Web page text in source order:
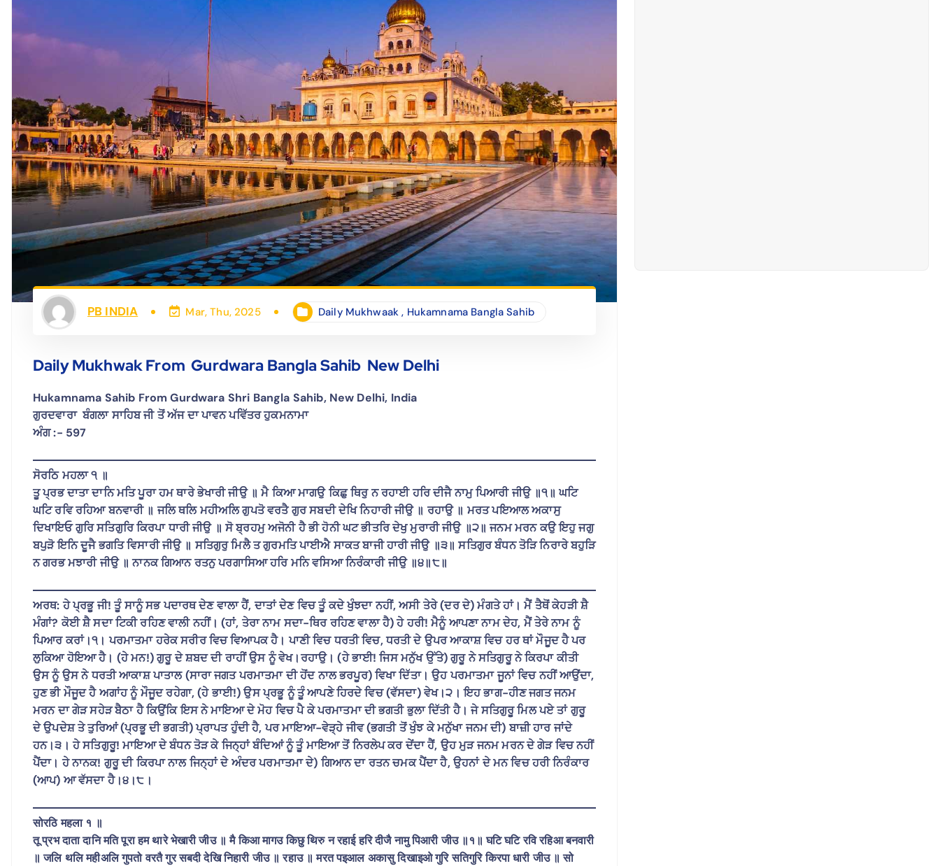
PB INDIA Mar, Thu, 2025 Daily Mukhwaak , Hukamnama Bangla Sahib
Daily Mukhwak From Gurdwara Bangla Sahib New Delhi
Hukamnama Sahib From Gurdwara Shri Bangla Sahib, New Delhi, India
ਗੁਰਦਵਾਰਾ ਬੰਗਲਾ ਸਾਹਿਬ ਜੀ ਤੋਂ ਅੱਜ ਦਾ ਪਾਵਨ ਪਵਿੱਤਰ ਹੁਕਮਨਾਮਾ
ਅੰਗ :- 597
ਸੋਰਠਿ ਮਹਲਾ ੧ ॥
ਤੂ ਪ੍ਰਭ ਦਾਤਾ ਦਾਨਿ ਮਤਿ ਪੂਰਾ ਹਮ ਥਾਰੇ ਭੇਖਾਰੀ ਜੀਉ ॥ ਮੈ ਕਿਆ ਮਾਗਉ ਕਿਛੁ ਥਿਰੁ ਨ ਰਹਾਈ ਹਰਿ ਦੀਜੈ ਨਾਮੁ ਪਿਆਰੀ ਜੀਉ ॥੧॥ ਘਟਿ
ਘਟਿ ਰਵਿ ਰਹਿਆ ਬਨਵਾਰੀ ॥ ਜਲਿ ਥਲਿ ਮਹੀਅਲਿ ਗੁਪਤੋ ਵਰਤੈ ਗੁਰ ਸਬਦੀ ਦੇਖਿ ਨਿਹਾਰੀ ਜੀਉ ॥ ਰਹਾਉ ॥ ਮਰਤ ਪਇਆਲ ਅਕਾਸੁ
ਦਿਖਾਇਓ ਗੁਰਿ ਸਤਿਗੁਰਿ ਕਿਰਪਾ ਧਾਰੀ ਜੀਉ ॥ ਸੋ ਬ੍ਰਹਮੁ ਅਜੋਨੀ ਹੈ ਭੀ ਹੋਨੀ ਘਟ ਭੀਤਰਿ ਦੇਖੁ ਮੁਰਾਰੀ ਜੀਉ ॥੨॥ ਜਨਮ ਮਰਨ ਕਉ ਇਹੁ ਜਗੁ
ਬਪੁੜੋ ਇਨਿ ਦੂਜੈ ਭਗਤਿ ਵਿਸਾਰੀ ਜੀਉ ॥ ਸਤਿਗੁਰੁ ਮਿਲੈ ਤ ਗੁਰਮਤਿ ਪਾਈਐ ਸਾਕਤ ਬਾਜੀ ਹਾਰੀ ਜੀਉ ॥੩॥ ਸਤਿਗੁਰ ਬੰਧਨ ਤੋੜਿ ਨਿਰਾਰੇ ਬਹੁੜਿ
ਨ ਗਰਭ ਮਝਾਰੀ ਜੀਉ ॥ ਨਾਨਕ ਗਿਆਨ ਰਤਨੁ ਪਰਗਾਸਿਆ ਹਰਿ ਮਨਿ ਵਸਿਆ ਨਿਰੰਕਾਰੀ ਜੀਉ ॥੪॥੮॥
ਅਰਥ: ਹੇ ਪ੍ਰਭੂ ਜੀ! ਤੂੰ ਸਾਨੂੰ ਸਭ ਪਦਾਰਥ ਦੇਣ ਵਾਲਾ ਹੈਂ, ਦਾਤਾਂ ਦੇਣ ਵਿਚ ਤੂੰ ਕਦੇ ਖੁੰਝਦਾ ਨਹੀਂ, ਅਸੀ ਤੇਰੇ (ਦਰ ਦੇ) ਮੰਗਤੇ ਹਾਂ। ਮੈਂ ਤੈਥੋਂ ਕੇਹੜੀ ਸ਼ੈ
ਮੰਗਾਂ? ਕੋਈ ਸ਼ੈ ਸਦਾ ਟਿਕੀ ਰਹਿਣ ਵਾਲੀ ਨਹੀਂ। (ਹਾਂ, ਤੇਰਾ ਨਾਮ ਸਦਾ-ਥਿਰ ਰਹਿਣ ਵਾਲਾ ਹੈ) ਹੇ ਹਰੀ! ਮੈਨੂੰ ਆਪਣਾ ਨਾਮ ਦੇਹ, ਮੈਂ ਤੇਰੇ ਨਾਮ ਨੂੰ
ਪਿਆਰ ਕਰਾਂ।੧। ਪਰਮਾਤਮਾ ਹਰੇਕ ਸਰੀਰ ਵਿਚ ਵਿਆਪਕ ਹੈ। ਪਾਣੀ ਵਿਚ ਧਰਤੀ ਵਿਚ, ਧਰਤੀ ਦੇ ਉਪਰ ਆਕਾਸ਼ ਵਿਚ ਹਰ ਥਾਂ ਮੌਜੂਦ ਹੈ ਪਰ
ਲੁਕਿਆ ਹੋਇਆ ਹੈ। (ਹੇ ਮਨ!) ਗੁਰੂ ਦੇ ਸ਼ਬਦ ਦੀ ਰਾਹੀਂ ਉਸ ਨੂੰ ਵੇਖ।ਰਹਾਉ। (ਹੇ ਭਾਈ! ਜਿਸ ਮਨੁੱਖ ਉੱਤੇ) ਗੁਰੂ ਨੇ ਸਤਿਗੁਰੂ ਨੇ ਕਿਰਪਾ ਕੀਤੀ
ਉਸ ਨੂੰ ਉਸ ਨੇ ਧਰਤੀ ਆਕਾਸ਼ ਪਾਤਾਲ (ਸਾਰਾ ਜਗਤ ਪਰਮਾਤਮਾ ਦੀ ਹੋਂਦ ਨਾਲ ਭਰਪੂਰ) ਵਿਖਾ ਦਿੱਤਾ। ਉਹ ਪਰਮਾਤਮਾ ਜੂਨਾਂ ਵਿਚ ਨਹੀਂ ਆਉਂਦਾ,
ਹੁਣ ਭੀ ਮੌਜੂਦ ਹੈ ਅਗਾਂਹ ਨੂੰ ਮੌਜੂਦ ਰਹੇਗਾ, (ਹੇ ਭਾਈ!) ਉਸ ਪ੍ਰਭੂ ਨੂੰ ਤੂੰ ਆਪਣੇ ਹਿਰਦੇ ਵਿਚ (ਵੱਸਦਾ) ਵੇਖ।੨। ਇਹ ਭਾਗ-ਹੀਣ ਜਗਤ ਜਨਮ
ਮਰਨ ਦਾ ਗੇੜ ਸਹੇੜ ਬੈਠਾ ਹੈ ਕਿਉਂਕਿ ਇਸ ਨੇ ਮਾਇਆ ਦੇ ਮੋਹ ਵਿਚ ਪੈ ਕੇ ਪਰਮਾਤਮਾ ਦੀ ਭਗਤੀ ਭੁਲਾ ਦਿੱਤੀ ਹੈ। ਜੇ ਸਤਿਗੁਰੂ ਮਿਲ ਪਏ ਤਾਂ ਗੁਰੂ
ਦੇ ਉਪਦੇਸ਼ ਤੇ ਤੁਰਿਆਂ (ਪ੍ਰਭੂ ਦੀ ਭਗਤੀ) ਪ੍ਰਾਪਤ ਹੁੰਦੀ ਹੈ, ਪਰ ਮਾਇਆ-ਵੇੜ੍ਹੇ ਜੀਵ (ਭਗਤੀ ਤੋਂ ਖੁੰਝ ਕੇ ਮਨੁੱਖਾ ਜਨਮ ਦੀ) ਬਾਜ਼ੀ ਹਾਰ ਜਾਂਦੇ
ਹਨ।੩। ਹੇ ਸਤਿਗੁਰੂ! ਮਾਇਆ ਦੇ ਬੰਧਨ ਤੋੜ ਕੇ ਜਿਨ੍ਹਾਂ ਬੰਦਿਆਂ ਨੂੰ ਤੂੰ ਮਾਇਆ ਤੋਂ ਨਿਰਲੇਪ ਕਰ ਦੇਂਦਾ ਹੈਂ, ਉਹ ਮੁੜ ਜਨਮ ਮਰਨ ਦੇ ਗੇੜ ਵਿਚ ਨਹੀਂ
ਪੈਂਦਾ। ਹੇ ਨਾਨਕ! ਗੁਰੂ ਦੀ ਕਿਰਪਾ ਨਾਲ ਜਿਨ੍ਹਾਂ ਦੇ ਅੰਦਰ ਪਰਮਾਤਮਾ ਦੇ) ਗਿਆਨ ਦਾ ਰਤਨ ਚਮਕ ਪੈਂਦਾ ਹੈ, ਉਹਨਾਂ ਦੇ ਮਨ ਵਿਚ ਹਰੀ ਨਿਰੰਕਾਰ
(ਆਪ) ਆ ਵੱਸਦਾ ਹੈ।੪।੮।
सोरठि महला १ ॥
तू प्रभ दाता दानि मति पूरा हम थारे भेखारी जीउ ॥ मै किआ मागउ किछु थिरु न रहाई हरि दीजै नामु पिआरी जीउ ॥१॥ घटि घटि रवि रहिआ बनवारी
॥ जलि थलि महीअलि गुपतो वरतै गुर सबदी देखि निहारी जीउ ॥ रहाउ ॥ मरत पइआल अकासु दिखाइओ गुरि सतिगुरि किरपा धारी जीउ ॥ सो